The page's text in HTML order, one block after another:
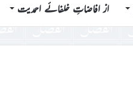
از افاضاتِ خلفائے احمدیت